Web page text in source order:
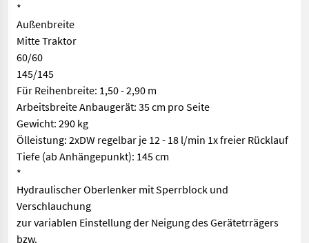
*
Außenbreite
Mitte Traktor
60/60
145/145
Für Reihenbreite: 1,50 - 2,90 m
Arbeitsbreite Anbaugerät: 35 cm pro Seite
Gewicht: 290 kg
Ölleistung: 2xDW regelbar je 12 - 18 l/min 1x freier Rücklauf
Tiefe (ab Anhängepunkt): 145 cm
*
Hydraulischer Oberlenker mit Sperrblock und
Verschlauchung
zur variablen Einstellung der Neigung des Gerätetrrägers
bzw.